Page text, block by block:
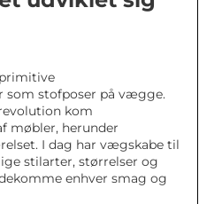
som stofposer på vægge.
kom
møbler, herunder
I dag har vægskabe til
stilarter, størrelser og
enhver smag og